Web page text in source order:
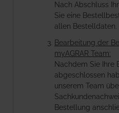
Nach Abschluss
Sie eine
allen Bestelldaten.
Bearbeitung der
myAGRAR Team:
Nachdem Sie Ihre
abgeschlossen
unserem Team
Bestellung